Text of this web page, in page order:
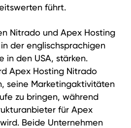
führt.
Nitrado und Apex Hosting
der englischsprachigen
in den USA, stärken.
Apex Hosting Nitrado
seine Marketingaktivitäten
zu bringen, während
für Apex
Beide Unternehmen